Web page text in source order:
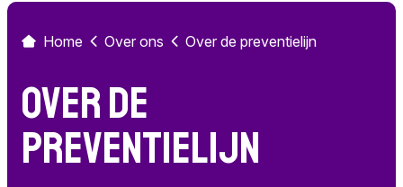
Home Over ons Over de preventielijn
Over de
preventielijn